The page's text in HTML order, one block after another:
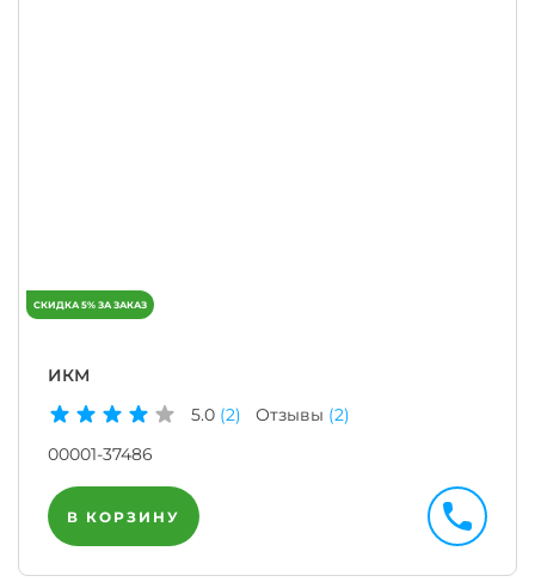
ИКМ
5.0 (2) Отзывы (2)
00001-37486
В КОРЗИНУ